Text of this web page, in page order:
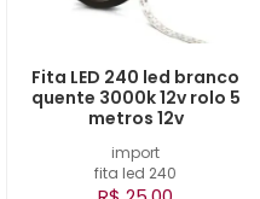
import
fita led 240
Fita LED 240 led branco
quente 3000k 12v rolo 5
metros 12v